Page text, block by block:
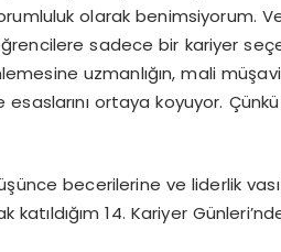
olarak benimsiyorum.
sadece bir kariyer
uzmanlığın, mali
ortaya koyuyor.
becerilerine ve liderlik
katıldığım 14. Kariyer